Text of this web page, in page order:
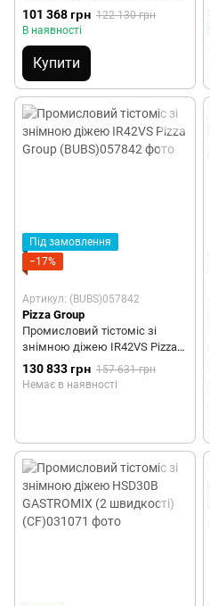
Alimacchine (двошвидкісний)
101 368 грн 122 130 грн
В наявності
Купити
Під замовлення
−17%
Артикул: (BUBS)057842
Pizza Group
Промисловий тістоміс зі
знімною діжею IR42VS Pizza
Group
130 833 грн 157 631 грн
Немає в наявності